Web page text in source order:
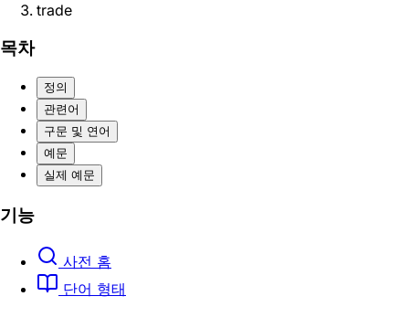
trade
목차
정의
관련어
구문 및 연어
예문
실제 예문
기능
사전 홈
단어 형태